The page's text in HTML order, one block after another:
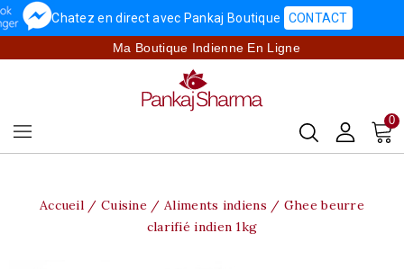
Chatez en direct avec Pankaj Boutique CONTACT
Ma Boutique Indienne En Ligne
0
Accueil Cuisine Aliments indiens
Ghee beurre
clarifié indien 1kg